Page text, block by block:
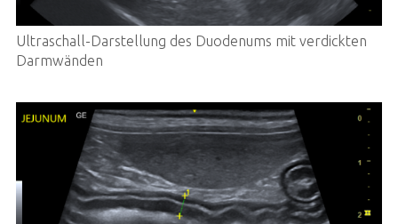
Ultraschall-Darstellung des Duodenums mit verdickten
Darmwänden